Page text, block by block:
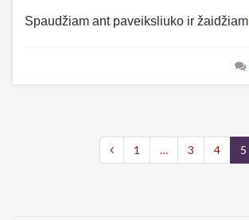
Spaudžiam ant paveiksliuko ir žaidžiam
1 … 3 4 5